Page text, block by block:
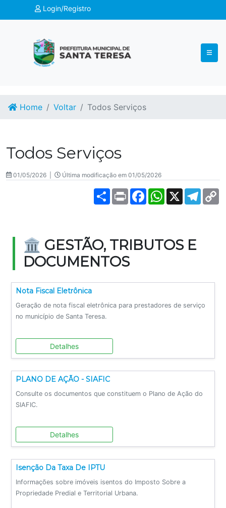
Login/Registro
Home Voltar Todos Serviços
Todos Serviços
01/05/2026 | Última modificação em 01/05/2026
SharePrint FacebookWhatsApp
X
🏛️ GESTÃO, TRIBUTOS E
DOCUMENTOS
Nota Fiscal Eletrônica
Geração de nota fiscal eletrônica para prestadores de serviço
no município de Santa Teresa.
Detalhes
PLANO DE AÇÃO - SIAFIC
Consulte os documentos que constituem o Plano de Ação do
SIAFIC.
Detalhes
Isenção Da Taxa De IPTU
Informações sobre imóveis isentos do Imposto Sobre a
Propriedade Predial e Territorial Urbana.